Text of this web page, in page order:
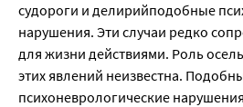
судороги и делирийподобные
нарушения. Эти случаи редко
для жизни действиями. Роль
этих явлений неизвестна.
психоневрологические